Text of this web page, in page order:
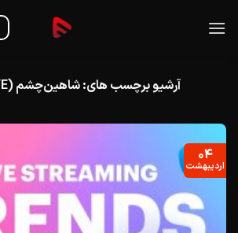
آرشیو برچسب های:شاهین‌چشم (HAWKEYE)
۰۴
اردیبهشت